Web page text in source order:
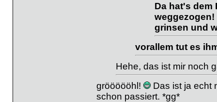
Da hat's dem
weggezogen!
grinsen und
vorallem tut es
Hehe, das ist mir noch
gröööööhl!
Das ist ja echt
schon passiert. *gg*